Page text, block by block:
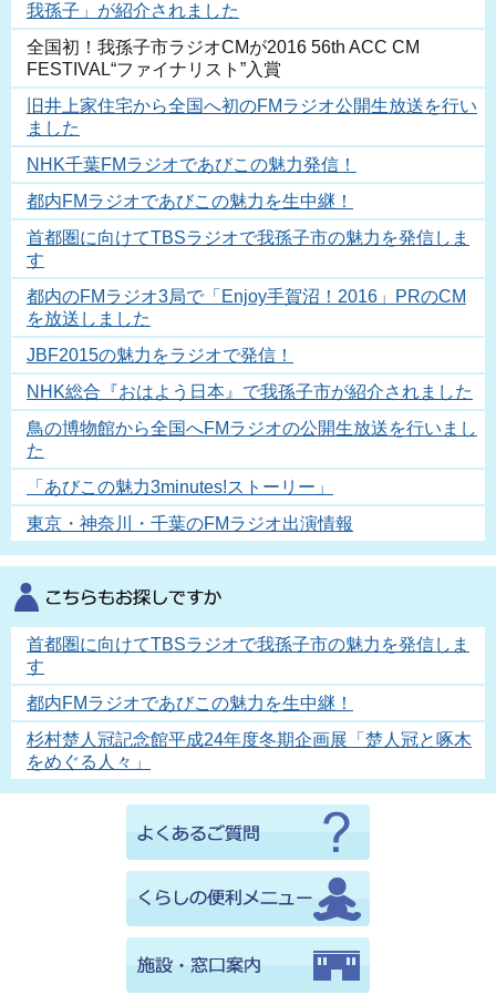
我孫子」が紹介されました
全国初！我孫子市ラジオCMが2016 56th ACC CM
FESTIVAL“ファイナリスト”入賞
旧井上家住宅から全国へ初のFMラジオ公開生放送を行い
ました
NHK千葉FMラジオであびこの魅力発信！
都内FMラジオであびこの魅力を生中継！
首都圏に向けてTBSラジオで我孫子市の魅力を発信しま
す
都内のFMラジオ3局で「Enjoy手賀沼！2016」PRのCM
を放送しました
JBF2015の魅力をラジオで発信！
NHK総合『おはよう日本』で我孫子市が紹介されました
鳥の博物館から全国へFMラジオの公開生放送を行いまし
た
「あびこの魅力3minutes!ストーリー」
東京・神奈川・千葉のFMラジオ出演情報
首都圏に向けてTBSラジオで我孫子市の魅力を発信しま
す
都内FMラジオであびこの魅力を生中継！
杉村楚人冠記念館平成24年度冬期企画展「楚人冠と啄木
をめぐる人々」